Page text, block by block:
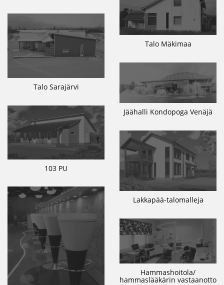
Talo Mäkimaa
Talo Sarajärvi
Jäähalli Kondopoga Venäjä
103 PU
Lakkapää-talomalleja
Hammashoitola/
hammaslääkärin vastaanotto